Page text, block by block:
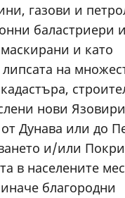
газови и
баластриери
и като
на
нови
Дунава или до
и/или
в населените
благородни